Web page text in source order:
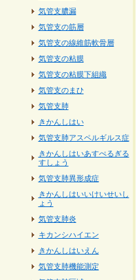
気管支膿漏
気管支の筋層
気管支の線維筋軟骨層
気管支の粘膜
気管支の粘膜下組織
気管支のまひ
気管支肺
きかんしはい
気管支肺アスペルギルス症
きかんしはいあすぺるぎる
すしょう
気管支肺異形成症
きかんしはいいけいせいし
ょう
気管支肺炎
キカンシハイエン
きかんしはいえん
気管支肺機能測定